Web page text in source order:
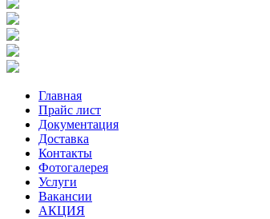
Главная
Прайс лист
Документация
Доставка
Контакты
Фотогалерея
Услуги
Вакансии
АКЦИЯ